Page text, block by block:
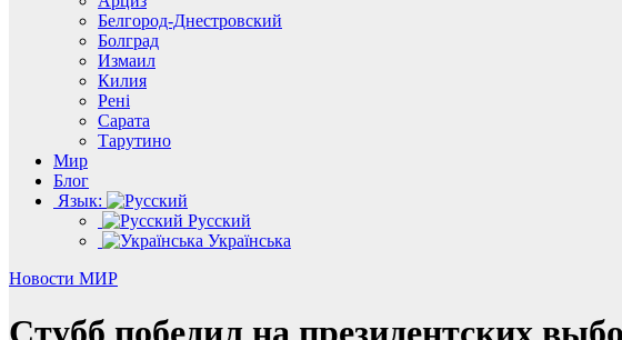
Белгород-Днестровский
Болград
Измаил
Килия
Рені
Сарата
Тарутино
Мир
Блог
Язык:
Русский
Українська
Новости МИР